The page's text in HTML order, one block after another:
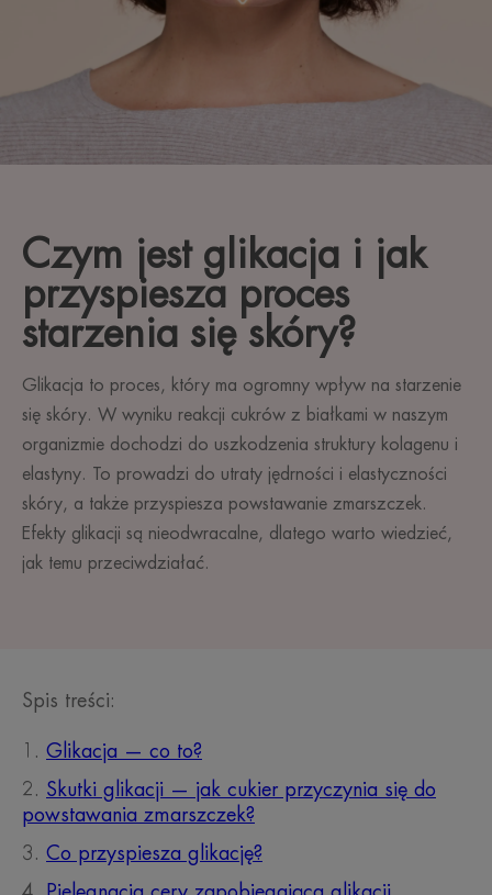
Czym jest glikacja i jak
przyspiesza proces
starzenia się skóry?
Glikacja to proces, który ma ogromny wpływ na starzenie
się skóry. W wyniku reakcji cukrów z białkami w naszym
organizmie dochodzi do uszkodzenia struktury kolagenu i
elastyny. To prowadzi do utraty jędrności i elastyczności
skóry, a także przyspiesza powstawanie zmarszczek.
Efekty glikacji są nieodwracalne, dlatego warto wiedzieć,
jak temu przeciwdziałać.
Spis treści:
Glikacja — co to?
Skutki glikacji — jak cukier przyczynia się do
powstawania zmarszczek?
Co przyspiesza glikację?